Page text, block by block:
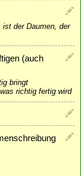
ist der Daumen, der
(auch
bringt
richtig fertig wird